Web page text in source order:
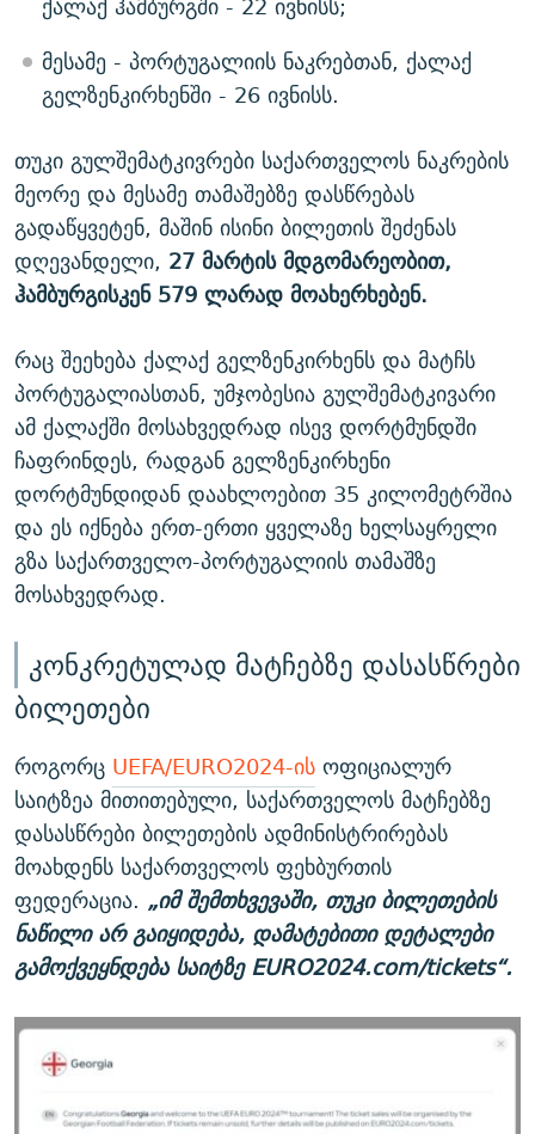
მესამე - პორტუგალიის ნაკრებთან, ქალაქ
გელზენკირხენში - 26 ივნისს.
თუკი გულშემატკივრები საქართველოს ნაკრების
მეორე და მესამე თამაშებზე დასწრებას
გადაწყვეტენ, მაშინ ისინი ბილეთის შეძენას
დღევანდელი, 27 მარტის მდგომარეობით,
ჰამბურგისკენ 579 ლარად მოახერხებენ.
რაც შეეხება ქალაქ გელზენკირხენს და მატჩს
პორტუგალიასთან, უმჯობესია გულშემატკივარი
ამ ქალაქში მოსახვედრად ისევ დორტმუნდში
ჩაფრინდეს, რადგან გელზენკირხენი
დორტმუნდიდან დაახლოებით 35 კილომეტრშია
და ეს იქნება ერთ-ერთი ყველაზე ხელსაყრელი
გზა საქართველო-პორტუგალიის თამაშზე
მოსახვედრად.
კონკრეტულად მატჩებზე დასასწრები
ბილეთები
როგორც UEFA/EURO2024-ისოფიციალურ
საიტზეა მითითებული, საქართველოს მატჩებზე
დასასწრები ბილეთების ადმინისტრირებას
მოახდენს საქართველოს ფეხბურთის
ფედერაცია. „იმ შემთხვევაში, თუკი ბილეთების
ნაწილი არ გაიყიდება, დამატებითი დეტალები
გამოქვეყნდება საიტზე EURO2024.com/tickets“.